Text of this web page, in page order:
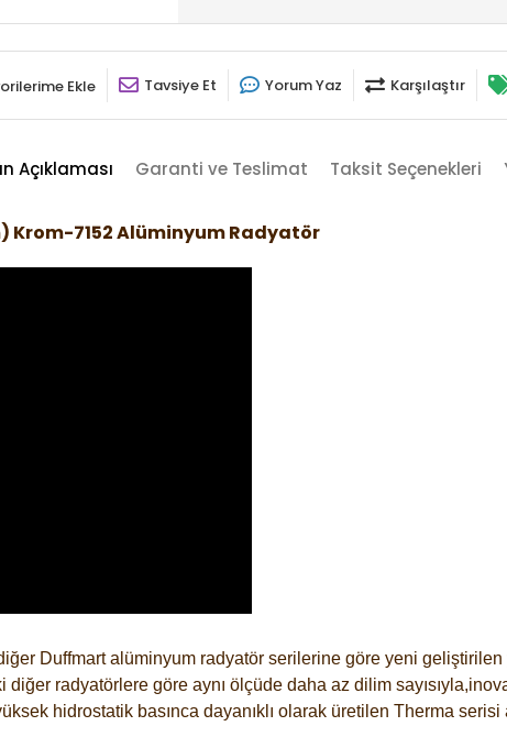
Ekle Tavsiye Et Yorum Yaz Karşılaştır
Açıklaması Garanti ve Teslimat Taksit Seçenekleri
Krom-7152 Alüminyum Radyatör
Duffmart alüminyum radyatör serilerine göre yeni
radyatörlere göre aynı ölçüde daha az dilim
hidrostatik basınca dayanıklı olarak üretilen Therma